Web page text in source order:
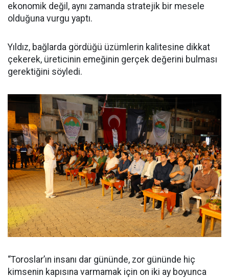
ekonomik değil, aynı zamanda stratejik bir mesele
olduğuna vurgu yaptı.
Yıldız, bağlarda gördüğü üzümlerin kalitesine dikkat
çekerek, üreticinin emeğinin gerçek değerini bulması
gerektiğini söyledi.
“Toroslar’ın insanı dar gününde, zor gününde hiç
kimsenin kapısına varmamak için on iki ay boyunca